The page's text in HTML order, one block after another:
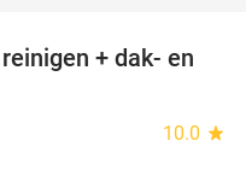
41%
+ dak- en
10.0 star